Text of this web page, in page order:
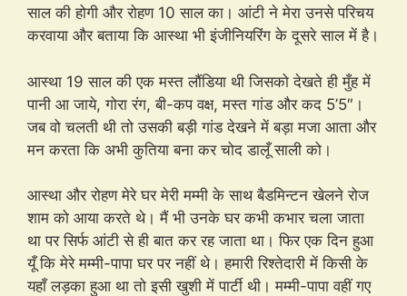
साल की होगी और रोहण 10 साल का। आंटी ने मेरा उनसे परिचय
करवाया और बताया कि आस्था भी इंजीनियरिंग के दूसरे साल में है।
आस्था 19 साल की एक मस्त लौंडिया थी जिसको देखते ही मुँह में
पानी आ जाये, गोरा रंग, बी-कप वक्ष, मस्त गांड और कद 5’5″।
जब वो चलती थी तो उसकी बड़ी गांड देखने में बड़ा मजा आता और
मन करता कि अभी कुतिया बना कर चोद डालूँ साली को।
आस्था और रोहण मेरे घर मेरी मम्मी के साथ बैडमिन्टन खेलने रोज
शाम को आया करते थे। मैं भी उनके घर कभी कभार चला जाता
था पर सिर्फ आंटी से ही बात कर रह जाता था। फिर एक दिन हुआ
यूँ कि मेरे मम्मी-पापा घर पर नहीं थे। हमारी रिश्तेदारी में किसी के
यहाँ लड़का हुआ था तो इसी खुशी में पार्टी थी। मम्मी-पापा वहीं गए